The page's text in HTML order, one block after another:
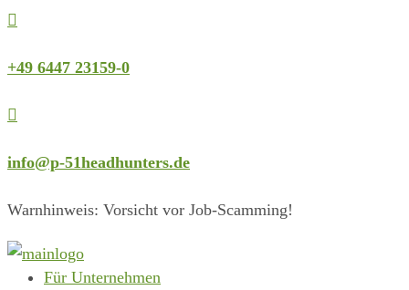

+49 6447 23159-0

info@p-51headhunters.de
Warnhinweis: Vorsicht vor Job-Scamming!
Für Unternehmen